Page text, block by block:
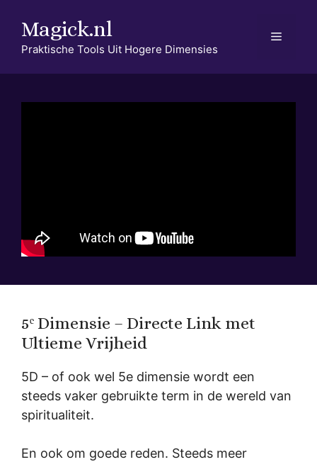
naarMagick.nl
Praktische Tools Uit Hogere Dimensies
Menu
5ᵉ Dimensie – Directe Link met
Ultieme Vrijheid
5D – of ook wel 5e dimensie wordt een
steeds vaker gebruikte term in de wereld van
spiritualiteit.
En ook om goede reden. Steeds meer